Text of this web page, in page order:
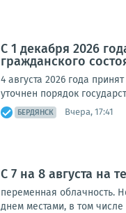
С 1 декабря 2026
гражданского
4 августа 2026 года
уточнен порядок
БЕРДЯНСК Вчера, 17:41
С 7 на 8 августа на
переменная облачность.
днем местами, в том